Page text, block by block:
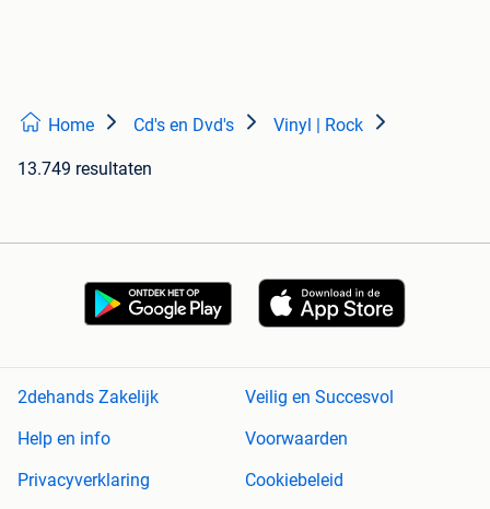
Home Cd's en Dvd's Vinyl | Rock
13.749 resultaten
2dehands Zakelijk
Veilig en Succesvol
Help en info
Voorwaarden
Privacyverklaring
Cookiebeleid